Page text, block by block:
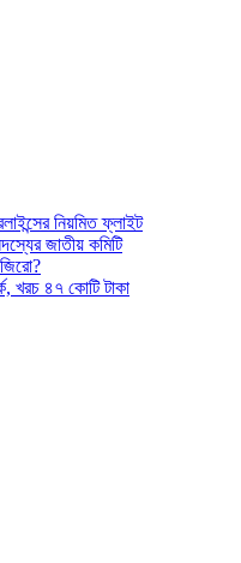
নিয়মিত ফ্লাইট
জাতীয় কমিটি
জিরো?
খরচ ৪৭ কোটি টাকা